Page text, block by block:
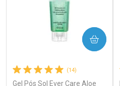
(14)
Gel Pós Sol Ever Care Aloe
COMPRAR